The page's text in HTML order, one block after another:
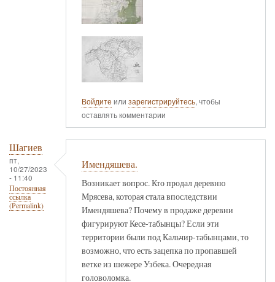
Войдите или зарегистрируйтесь, чтобы
оставлять комментарии
Шагиев
пт,
10/27/2023
- 11:40
Постоянная
ссылка
(Permalink)
Имендяшева.
Возникает вопрос. Кто продал деревню
Мрясева, которая стала впоследствии
Имендяшева? Почему в продаже деревни
фигурируют Кесе-табынцы? Если эти
территории были под Кальчир-табынцами, то
возможно, что есть зацепка по пропавшей
ветке из шежере Узбека. Очередная
головоломка.